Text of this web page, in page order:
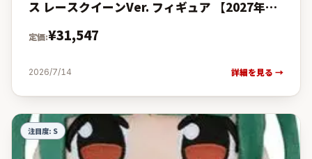
ス レースクイーンVer. フィギュア 【2027年4
Amazon
定価:¥31,547
2026/7/14 詳細を見る →
注目度: S